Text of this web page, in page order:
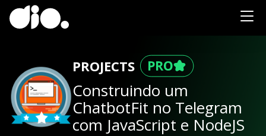
PROJECTS
Construindo um
ChatbotFit no Telegram
com JavaScript e NodeJS